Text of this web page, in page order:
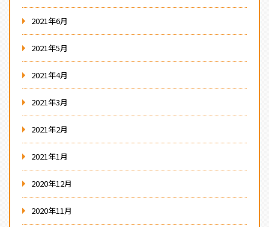
2021年6月
2021年5月
2021年4月
2021年3月
2021年2月
2021年1月
2020年12月
2020年11月